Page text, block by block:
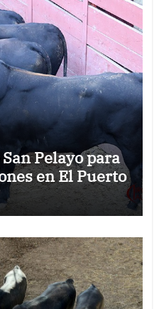
Pelayo para
en El Puerto